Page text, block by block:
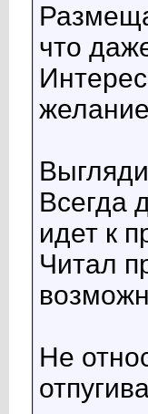
что
Всегда
идет к
Читал
Не